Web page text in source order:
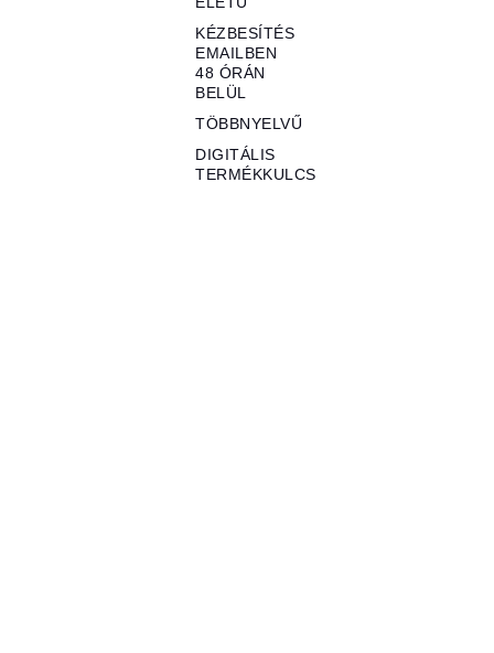
KÉZBESÍTÉS
EMAILBEN
48 ÓRÁN
BELÜL
TÖBBNYELVŰ
DIGITÁLIS
TERMÉKKULCS